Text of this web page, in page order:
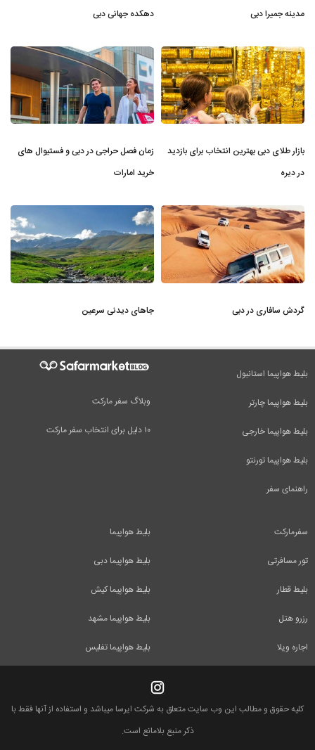
مدینه جمیرا دبی دهکده جهانی دبی
بازار طلای دبی بهترین انتخاب برای بازدید
در دیره
زمان فصل حراجی در دبی و فستیوال های
خرید امارات
گردش سافاری در دبی جاهای دیدنی سرعین
وبلاگ سفر مارکت
۱۰ دلیل برای انتخاب سفر مارکت
بلیط هواپیما استانبول
بلیط هواپیما چارتر
بلیط هواپیما خارجی
بلیط هواپیما تورنتو
راهنمای سفر
بلیط هواپیما
بلیط هواپیما دبی
بلیط هواپیما کیش
بلیط هواپیما مشهد
بلیط هواپیما تفلیس
سفرمارکت
تور مسافرتی
بلیط قطار
رزرو هتل
اجاره ویلا
کلیه حقوق و مطالب این وب سایت متعلق به شرکت ایرسا میباشد و استفاده از آنها فقط با
ذکر منبع بلامانع است.